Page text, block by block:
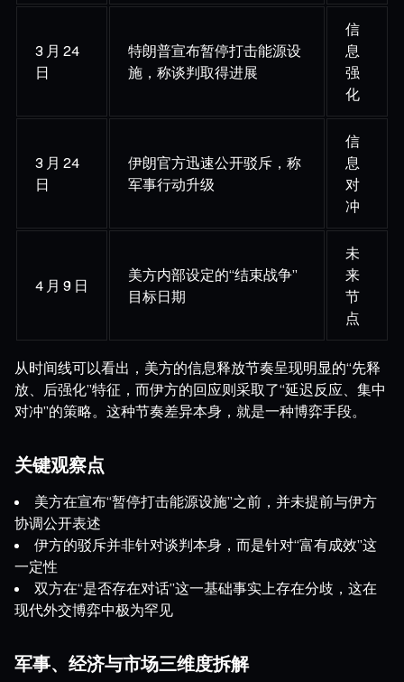
3 月 24
日
特朗普宣布暂停打击能源设
施，称谈判取得进展
信
息
强
化
3 月 24
日
伊朗官方迅速公开驳斥，称
军事行动升级
信
息
对
冲
4 月 9 日
美方内部设定的“结束战争”
目标日期
未
来
节
点
从时间线可以看出，美方的信息释放节奏呈现明显的“先释
放、后强化”特征，而伊方的回应则采取了“延迟反应、集中
对冲”的策略。这种节奏差异本身，就是一种博弈手段。
关键观察点
美方在宣布“暂停打击能源设施”之前，并未提前与伊方
协调公开表述
伊方的驳斥并非针对谈判本身，而是针对“富有成效”这
一定性
双方在“是否存在对话”这一基础事实上存在分歧，这在
现代外交博弈中极为罕见
军事、经济与市场三维度拆解